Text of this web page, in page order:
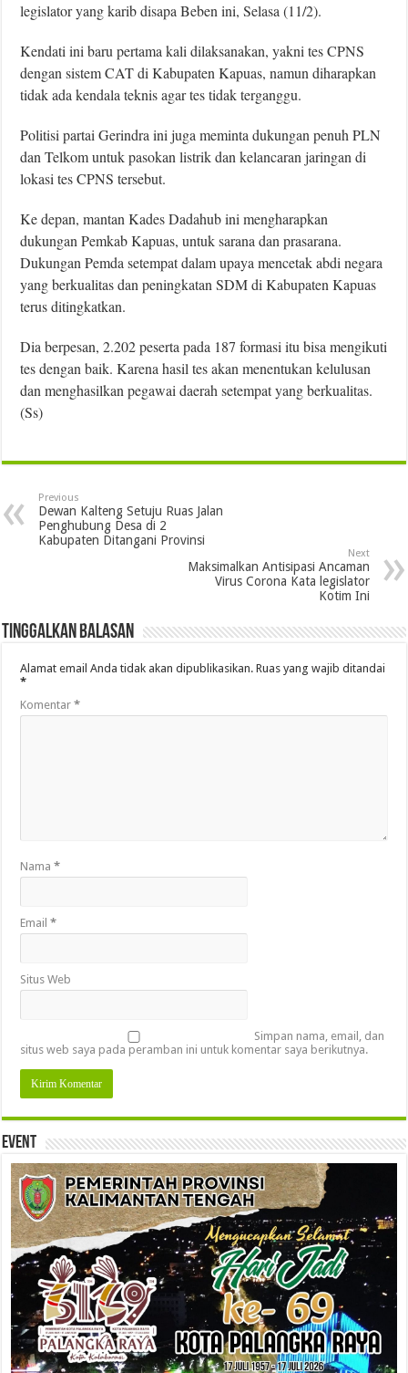
legislator yang karib disapa Beben ini, Selasa (11/2).
Kendati ini baru pertama kali dilaksanakan, yakni tes CPNS
dengan sistem CAT di Kabupaten Kapuas, namun diharapkan
tidak ada kendala teknis agar tes tidak terganggu.
Politisi partai Gerindra ini juga meminta dukungan penuh PLN
dan Telkom untuk pasokan listrik dan kelancaran jaringan di
lokasi tes CPNS tersebut.
Ke depan, mantan Kades Dadahub ini mengharapkan
dukungan Pemkab Kapuas, untuk sarana dan prasarana.
Dukungan Pemda setempat dalam upaya mencetak abdi negara
yang berkualitas dan peningkatan SDM di Kabupaten Kapuas
terus ditingkatkan.
Dia berpesan, 2.202 peserta pada 187 formasi itu bisa mengikuti
tes dengan baik. Karena hasil tes akan menentukan kelulusan
dan menghasilkan pegawai daerah setempat yang berkualitas.
(Ss)
Previous
Dewan Kalteng Setuju Ruas Jalan
Penghubung Desa di 2
Kabupaten Ditangani Provinsi
Next
Maksimalkan Antisipasi Ancaman
Virus Corona Kata legislator
Kotim Ini
Tinggalkan Balasan
Alamat email Anda tidak akan dipublikasikan. Ruas yang wajib ditandai
*
Komentar*
Nama*
Email*
Situs Web
Simpan nama, email, dan
situs web saya pada peramban ini untuk komentar saya berikutnya.
Event